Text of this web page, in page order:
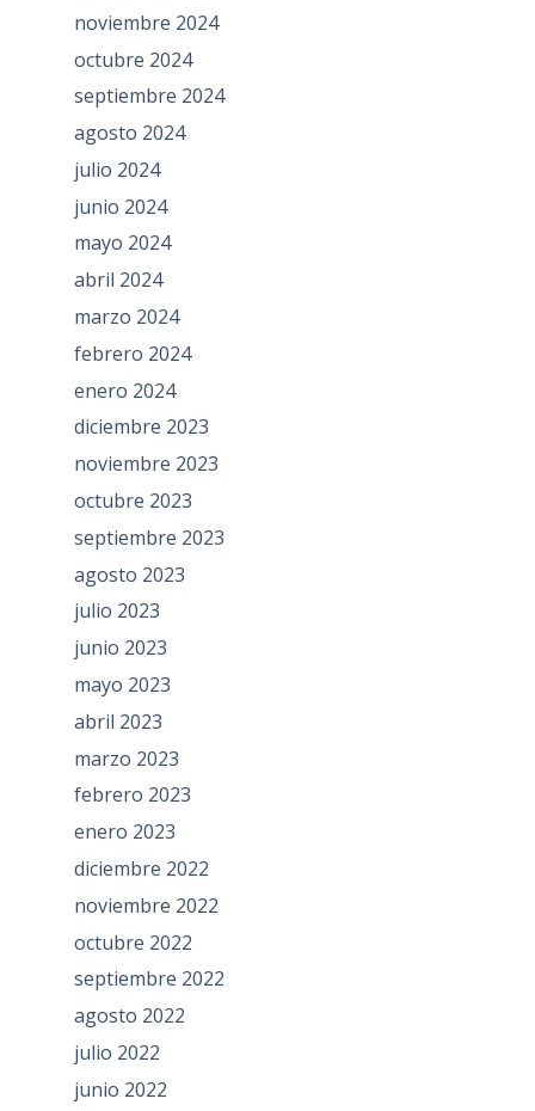
noviembre 2024
octubre 2024
septiembre 2024
agosto 2024
julio 2024
junio 2024
mayo 2024
abril 2024
marzo 2024
febrero 2024
enero 2024
diciembre 2023
noviembre 2023
octubre 2023
septiembre 2023
agosto 2023
julio 2023
junio 2023
mayo 2023
abril 2023
marzo 2023
febrero 2023
enero 2023
diciembre 2022
noviembre 2022
octubre 2022
septiembre 2022
agosto 2022
julio 2022
junio 2022